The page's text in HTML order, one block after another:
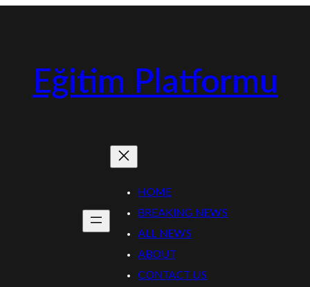
Eğitim Platformu
HOME
BREAKING NEWS
ALL NEWS
ABOUT
CONTACT US